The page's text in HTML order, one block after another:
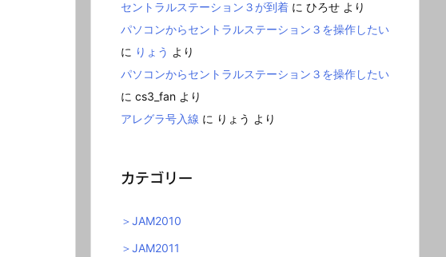
セントラルステーション３が到着 に ひろせ より
パソコンからセントラルステーション３を操作したい
に りょう より
パソコンからセントラルステーション３を操作したい
に cs3_fan より
アレグラ号入線 に りょう より
カテゴリー
＞JAM2010
＞JAM2011